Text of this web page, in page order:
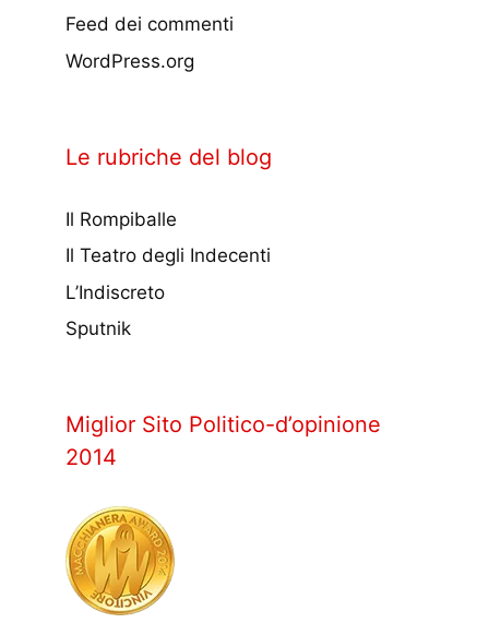
Feed dei commenti
WordPress.org
Le rubriche del blog
Il Rompiballe
Il Teatro degli Indecenti
L’Indiscreto
Sputnik
Miglior Sito Politico-d’opinione
2014